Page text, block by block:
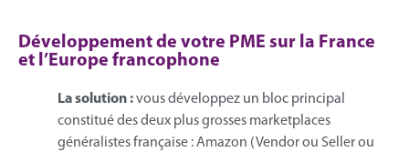
Développement de votre PME sur la France
et l’Europe francophone
La solution :vous développez un bloc principal
constitué des deux plus grosses marketplaces
généralistes française : Amazon (Vendor ou Seller ou